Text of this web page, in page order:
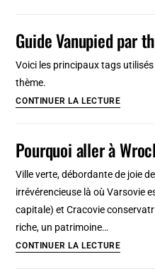
:
Centre
génial
Guide Vanupied par
Voici les principaux tags
thème.
CONTINUER LA LECTUREGuide
thème
Pourquoi aller à
Ville verte, débordante de joie
irrévérencieuse là où Varsovie
capitale) et Cracovie
riche, un patrimoine…
CONTINUER LA LECTUREPourquoi